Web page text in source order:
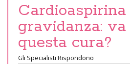
gravidanza: va
questa cura?
Gli Specialisti Rispondono